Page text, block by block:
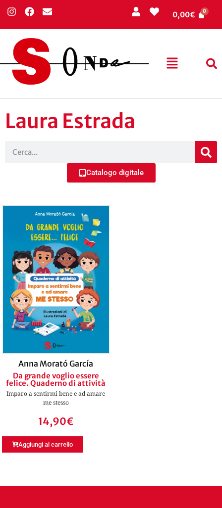
0,00€
Laura Estrada
Catalogo digitale
Anna Morató García
Da grande voglio essere
felice. Quaderno di attività
Imparo a sentirmi bene e ad amare
me stesso
14,90€
Aggiungi al carrello